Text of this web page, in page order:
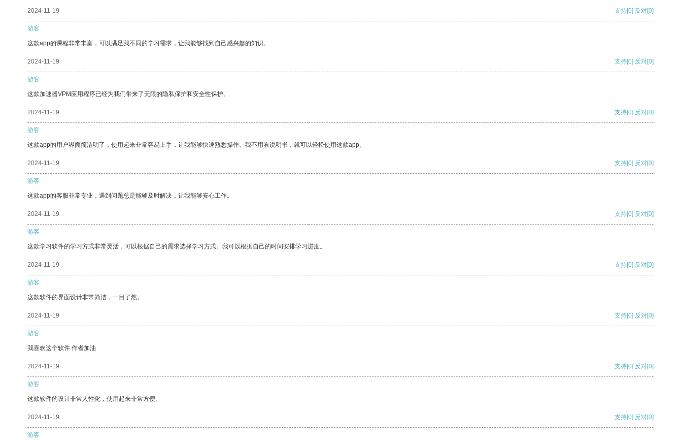
2024-11-19 支持[0] 反对[0]
游客
这款app的课程非常丰富，可以满足我不同的学习需求，让我能够找到自己感兴趣的知识。
2024-11-19 支持[0] 反对[0]
游客
这款加速器VPM应用程序已经为我们带来了无限的隐私保护和安全性保护。
2024-11-19 支持[0] 反对[0]
游客
这款app的用户界面简洁明了，使用起来非常容易上手，让我能够快速熟悉操作。我不用看说明书，就可以轻松使用这款app。
2024-11-19 支持[0] 反对[0]
游客
这款app的客服非常专业，遇到问题总是能够及时解决，让我能够安心工作。
2024-11-19 支持[0] 反对[0]
游客
这款学习软件的学习方式非常灵活，可以根据自己的需求选择学习方式。我可以根据自己的时间安排学习进度。
2024-11-19 支持[0] 反对[0]
游客
这款软件的界面设计非常简洁，一目了然。
2024-11-19 支持[0] 反对[0]
游客
我喜欢这个软件 作者加油
2024-11-19 支持[0] 反对[0]
游客
这款软件的设计非常人性化，使用起来非常方便。
2024-11-19 支持[0] 反对[0]
游客